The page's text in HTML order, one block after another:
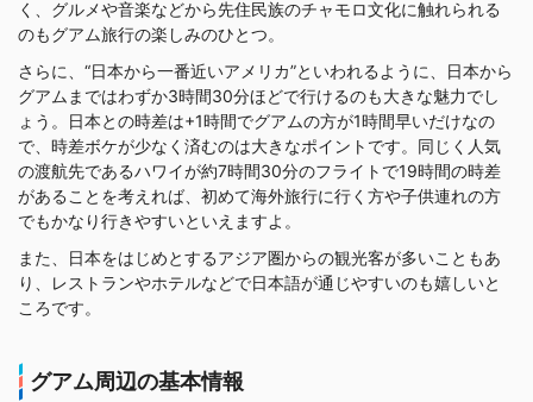
く、グルメや音楽などから先住民族のチャモロ文化に触れられる
のもグアム旅行の楽しみのひとつ。
さらに、“日本から一番近いアメリカ”といわれるように、日本から
グアムまではわずか3時間30分ほどで行けるのも大きな魅力でし
ょう。日本との時差は+1時間でグアムの方が1時間早いだけなの
で、時差ボケが少なく済むのは大きなポイントです。同じく人気
の渡航先であるハワイが約7時間30分のフライトで19時間の時差
があることを考えれば、初めて海外旅行に行く方や子供連れの方
でもかなり行きやすいといえますよ。
また、日本をはじめとするアジア圏からの観光客が多いこともあ
り、レストランやホテルなどで日本語が通じやすいのも嬉しいと
ころです。
グアム周辺の基本情報